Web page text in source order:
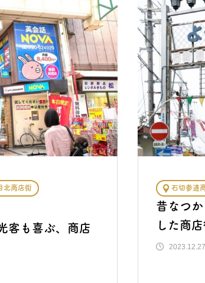
北商店街
客も喜ぶ、商店
石切参道
昔なつ
した商
2023.12.27